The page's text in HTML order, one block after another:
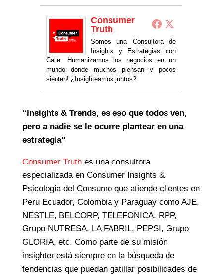
Consumer
Truth
Somos una Consultora de
Insights y Estrategias con
Calle. Humanizamos los negocios en un
mundo donde muchos piensan y pocos
sienten! ¿Insighteamos juntos?
“Insights & Trends, es eso que todos ven,
pero a nadie se le ocurre plantear en una
estrategia”
Consumer Truthes una consultora
especializada en Consumer Insights &
Psicología del Consumo que atiende clientes en
Peru Ecuador, Colombia y Paraguay como AJE,
NESTLE, BELCORP, TELEFONICA, RPP,
Grupo NUTRESA, LA FABRIL, PEPSI, Grupo
GLORIA, etc. Como parte de su misión
insighter está siempre en la búsqueda de
tendencias que puedan gatillar posibilidades de